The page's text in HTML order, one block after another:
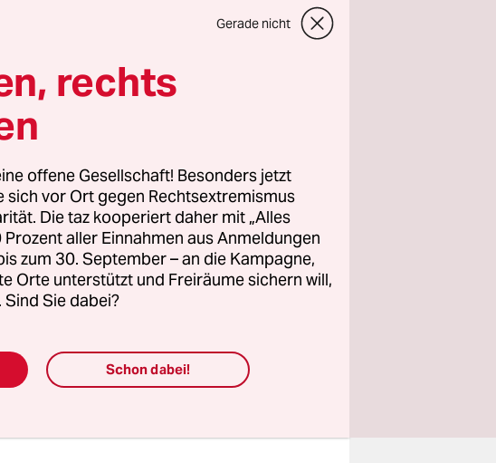
endlich, pünktlich
intensiver
im August,
Und dessen
seit 73 Jahren,
Sozialdemokraten
Riesenerfolg.
Gerade nicht
rechts
offene Gesellschaft! Besonders jetzt
sich vor Ort gegen Rechtsextremismus
Die taz kooperiert daher mit „Alles
aller Einnahmen aus Anmeldungen
zum 30. September – an die Kampagne,
Orte unterstützt und Freiräume sichern will,
Sie dabei?
Schon dabei!